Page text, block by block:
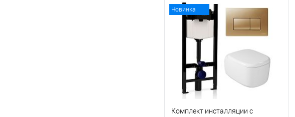
В корзину
Купить в 1 клик
Сравнение
В избранное
Под заказ
Новинка
Комплект инсталляции с